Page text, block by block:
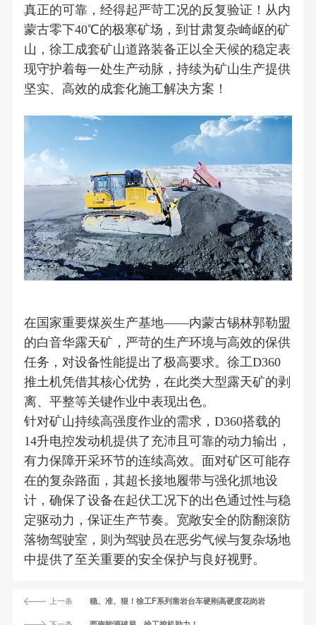
真正的可靠，经得起严苛工况的反复验证！从内
蒙古零下40℃的极寒矿场，到甘肃复杂崎岖的矿
山，徐工成套矿山道路装备正以全天候的稳定表
现守护着每一处生产动脉，持续为矿山生产提供
坚实、高效的成套化施工解决方案！
在国家重要煤炭生产基地——内蒙古锡林郭勒盟
的白音华露天矿，严苛的生产环境与高效的保供
任务，对设备性能提出了极高要求。徐工D360
推土机凭借其核心优势，在此类大型露天矿的剥
离、平整等关键作业中表现出色。
针对矿山持续高强度作业的需求，D360搭载的
14升电控发动机提供了充沛且可靠的动力输出，
有力保障开采环节的连续高效。面对矿区可能存
在的复杂路面，其超长接地履带与强化抓地设
计，确保了设备在起伏工况下的出色通过性与稳
定驱动力，保证生产节奏。宽敞安全的防翻滚防
落物驾驶室，则为驾驶员在恶劣气候与复杂场地
中提供了至关重要的安全保护与良好视野。
上一条 稳、准、狠！徐工F系列凿岩台车硬刚高硬度花岗岩